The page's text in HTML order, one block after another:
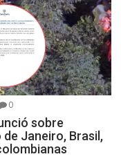
0
sobre
Janeiro, Brasil,